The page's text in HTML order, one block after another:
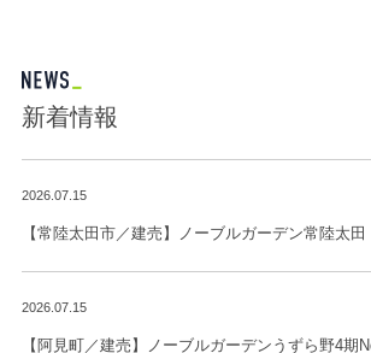
新着情報
2026.07.15
2026.07.15